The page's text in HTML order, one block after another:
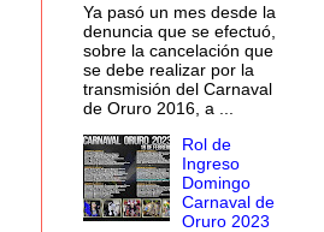
Ya pasó un mes desde la
denuncia que se efectuó,
sobre la cancelación que
se debe realizar por la
transmisión del Carnaval
de Oruro 2016, a ...
Rol de
Ingreso
Domingo
Carnaval de
Oruro 2023